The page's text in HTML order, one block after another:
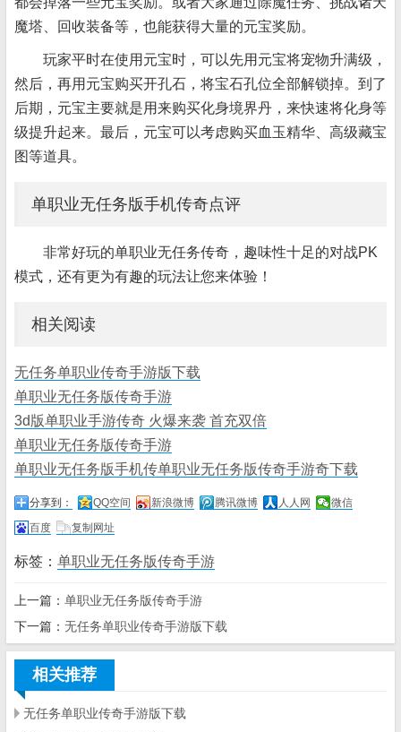
魔塔、回收装备等，也能获得大量的元宝奖励。
玩家平时在使用元宝时，可以先用元宝将宠物升满级，
然后，再用元宝购买开孔石，将宝石孔位全部解锁掉。到了
后期，元宝主要就是用来购买化身境界丹，来快速将化身等
级提升起来。最后，元宝可以考虑购买血玉精华、高级藏宝
图等道具。
单职业无任务版手机传奇点评
非常好玩的单职业无任务传奇，趣味性十足的对战PK
模式，还有更为有趣的玩法让您来体验！
相关阅读
无任务单职业传奇手游版下载
单职业无任务版传奇手游
3d版单职业手游传奇 火爆来袭 首充双倍
单职业无任务版传奇手游
单职业无任务版手机传单职业无任务版传奇手游奇下载
分享到： QQ空间 新浪微博 腾讯微博 人人网
微信
百度
复制网址
标签： 单职业无任务版传奇手游
上一篇： 单职业无任务版传奇手游
下一篇： 无任务单职业传奇手游版下载
相关推荐
无任务单职业传奇手游版下载